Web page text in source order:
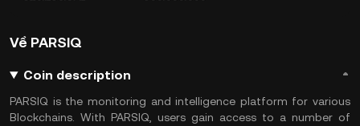
Về PARSIQ
Coin description
PARSIQ is the monitoring and intelligence platform for various
Blockchains. With PARSIQ, users gain access to a number of